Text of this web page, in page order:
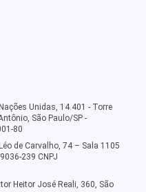
Unidas, 14.401 - Torre
São Paulo/SP -
80
de Carvalho, 74 – Sala 1105
239 CNPJ
Heitor José Reali, 360, São